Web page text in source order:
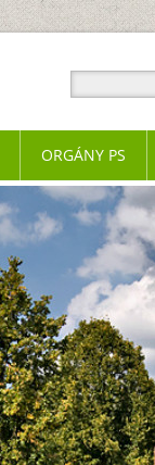
ORGÁNY PS